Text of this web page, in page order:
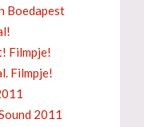
Boedapest
Filmpje!
Filmpje!
2011